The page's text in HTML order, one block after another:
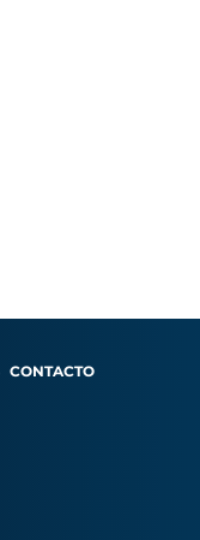
CONTACTO